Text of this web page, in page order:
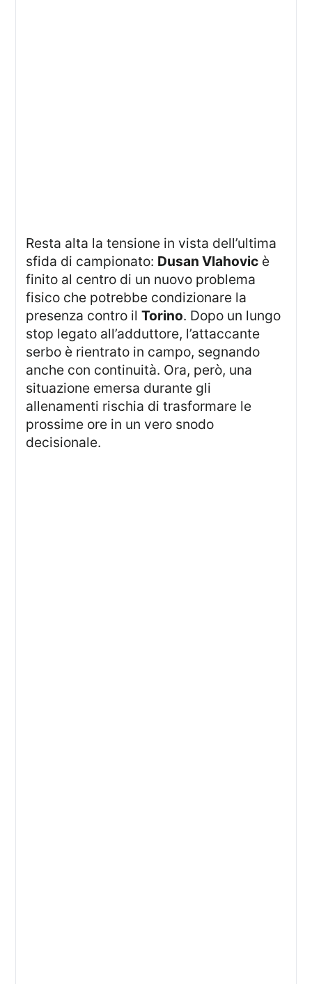
Resta alta la tensione in vista dell’ultima
sfida di campionato: Dusan Vlahovic è
finito al centro di un nuovo problema
fisico che potrebbe condizionare la
presenza contro ilTorino. Dopo un lungo
stop legato all’adduttore, l’attaccante
serbo è rientrato in campo, segnando
anche con continuità. Ora, però, una
situazione emersa durante gli
allenamenti rischia di trasformare le
prossime ore in un vero snodo
decisionale.